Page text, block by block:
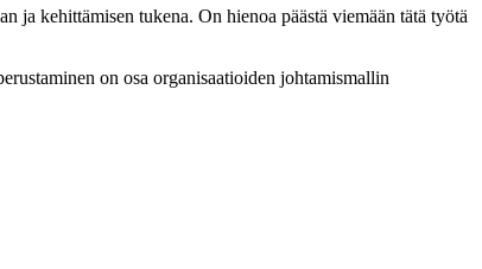
ja kehittämisen tukena. On hienoa päästä viemään tätä työtä
on osa organisaatioiden johtamismallin